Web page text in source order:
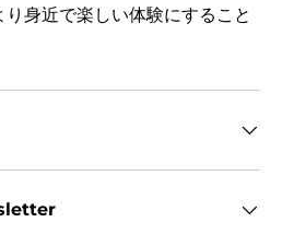
身近で楽しい体験にすること